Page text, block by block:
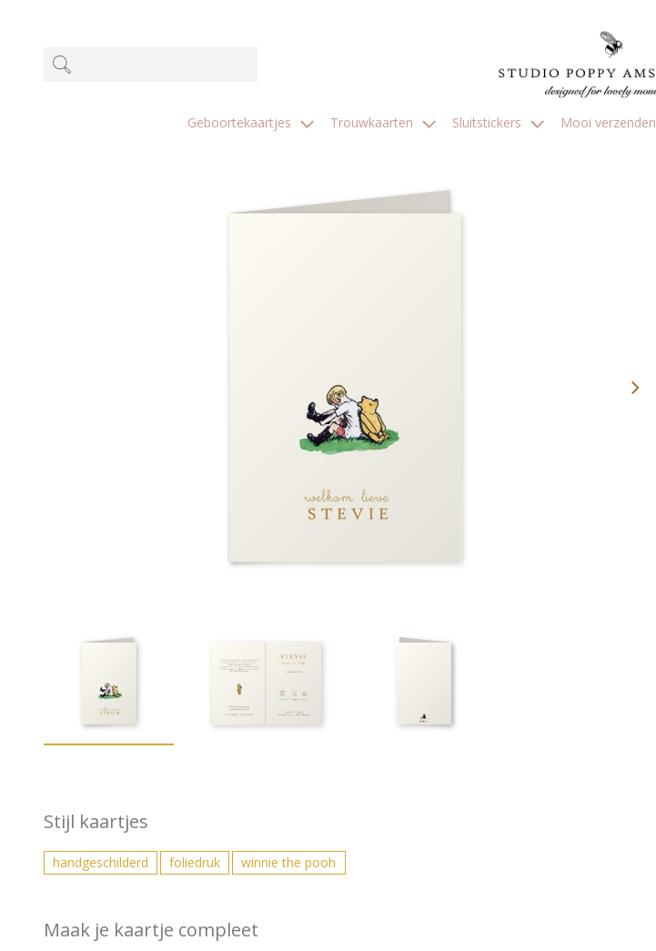
Geboortekaartjes Trouwkaarten Sluitstickers Mooi verzenden
Stijl kaartjes
handgeschilderd foliedruk winnie the pooh
Maak je kaartje compleet